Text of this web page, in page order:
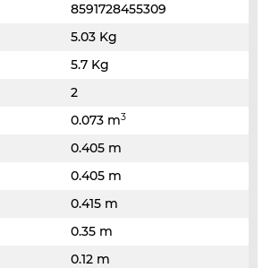
8591728455309
5.03 Kg
5.7 Kg
2
0.073 m3
0.405 m
0.405 m
0.415 m
0.35 m
0.12 m